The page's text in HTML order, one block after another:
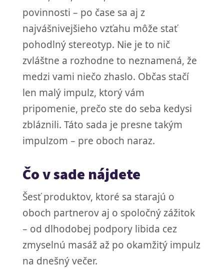
povinnosti – po čase sa aj z
najvášnivejšieho vzťahu môže stať
pohodlný stereotyp. Nie je to nič
zvláštne a rozhodne to neznamená, že
medzi vami niečo zhaslo. Občas stačí
len malý impulz, ktorý vám
pripomenie, prečo ste do seba kedysi
zbláznili. Táto sada je presne takým
impulzom – pre oboch naraz.
Čo v sade nájdete
Šesť produktov, ktoré sa starajú o
oboch partnerov aj o spoločný zážitok
– od dlhodobej podpory libida cez
zmyselnú masáž až po okamžitý impulz
na dnešný večer.